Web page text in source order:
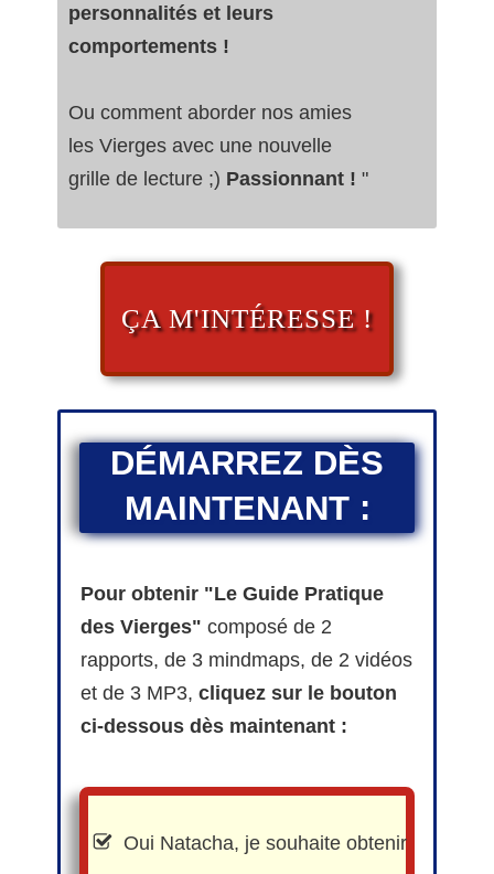
personnalités et leurs
comportements !
Ou comment aborder nos amies
les Vierges avec une nouvelle
grille de lecture ;) Passionnant ! "
ÇA M'INTÉRESSE !
DÉMARREZ DÈS
MAINTENANT :
Pour obtenir "Le Guide Pratique
des Vierges" composé de 2
rapports, de 3 mindmaps, de 2 vidéos
et de 3 MP3, cliquez sur le bouton
ci-dessous dès maintenant :
Oui Natacha, je souhaite obtenir